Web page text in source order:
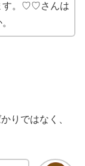
す。♡♡さんは
りではなく、